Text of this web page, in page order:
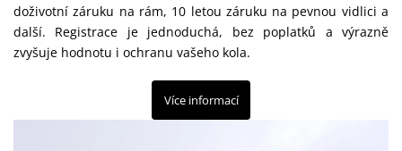
doživotní záruku na rám, 10 letou záruku na pevnou vidlici a
další. Registrace je jednoduchá, bez poplatků a výrazně
zvyšuje hodnotu i ochranu vašeho kola.
Více informací